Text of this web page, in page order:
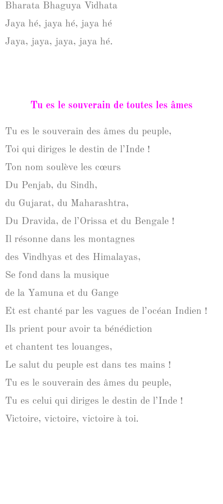
Bharata Bhaguya Vidhata
Jaya hé, jaya hé, jaya hé
Jaya, jaya, jaya, jaya hé.
Tu es le souverain de toutes les âmes
Tu es le souverain des âmes du peuple,
Toi qui diriges le destin de l’Inde !
Ton nom soulève les cœurs
Du Penjab, du Sindh,
du Gujarat, du Maharashtra,
Du Dravida, de l’Orissa et du Bengale !
Il résonne dans les montagnes
des Vindhyas et des Himalayas,
Se fond dans la musique
de la Yamuna et du Gange
Et est chanté par les vagues de l’océan Indien !
Ils prient pour avoir ta bénédiction
et chantent tes louanges,
Le salut du peuple est dans tes mains !
Tu es le souverain des âmes du peuple,
Tu es celui qui diriges le destin de l’Inde !
Victoire, victoire, victoire à toi.